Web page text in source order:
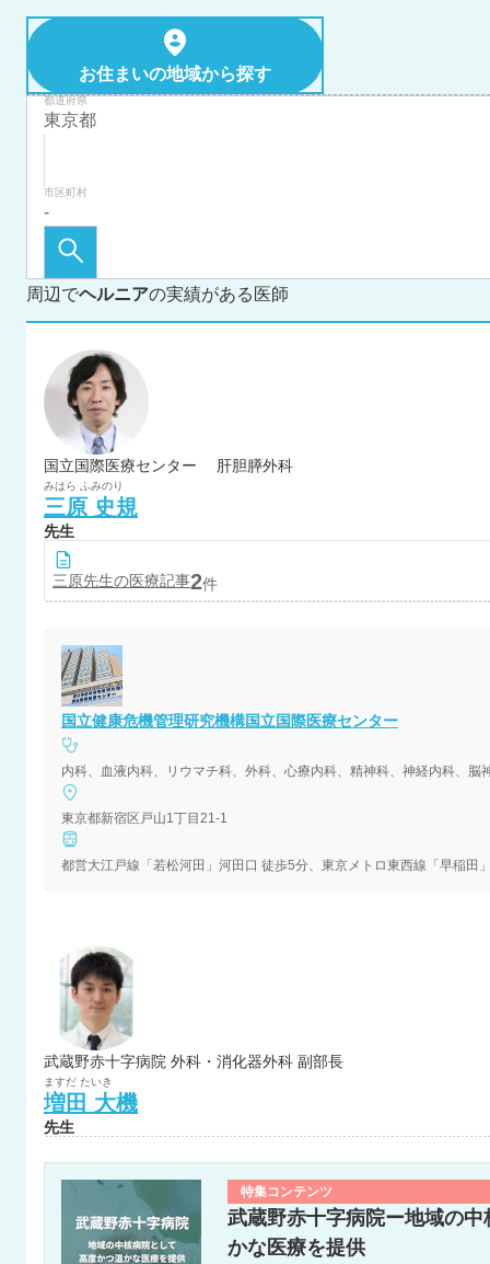
お住まいの地域から探す
都道府県
市区町村
周辺でヘルニアの実績がある医師
国立国際医療センター 肝胆膵外科
みはら ふみのり
三原 史規
先生
三原先生の医療記事2件
国立健康危機管理研究機構国立国際医療センター
内科、血液内科、リウマチ科、外科、心療内科、精神科、神経内科、
東京都新宿区戸山1丁目21-1
都営大江戸線「若松河田」河田口 徒歩5分、東京メトロ東西線「早稲田
武蔵野赤十字病院 外科・消化器外科 副部長
ますだ たいき
増田 大機
先生
特集コンテンツ
武蔵野赤十字病院ー地域の
かな医療を提供